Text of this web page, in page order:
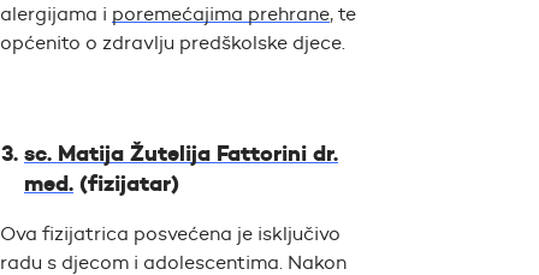
alergijama i poremećajima prehrane, te
općenito o zdravlju predškolske djece.
sc. Matija Žutelija Fattorini dr.
med. (fizijatar)
Ova fizijatrica posvećena je isključivo
radu s djecom i adolescentima. Nakon